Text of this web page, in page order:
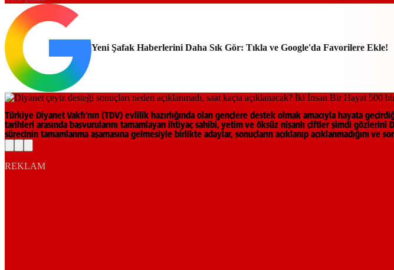
Yeni Şafak Haberlerini Daha Sık Gör: Tıkla ve Google'da Favorilere Ekle!
Türkiye Diyanet Vakfı’nın (TDV) evlilik hazırlığında olan gençlere destek olmak amacıyla hayata
tarihleri arasında başvurularını tamamlayan ihtiyaç sahibi, yetim ve öksüz nişanlı çiftler şimdi
sürecinin tamamlanma aşamasına gelmesiyle birlikte adaylar, sonuçların açıklanıp açıklanmadığını ve
REKLAM